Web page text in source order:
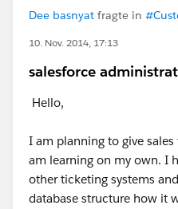
Dee basnyat fragte in
10. Nov. 2014, 17:13
salesforce
Hello,
I am planning to give
am learning on my own. I
other ticketing systems
database structure how it